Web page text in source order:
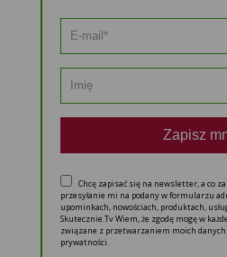
Zapisz
Chcę zapisać się na newsletter, a co
przesyłanie mi na podany w formularzu
upominkach, nowościach, produktach,
Skutecznie.Tv Wiem, że zgodę mogę w
związane z przetwarzaniem moich
prywatności.